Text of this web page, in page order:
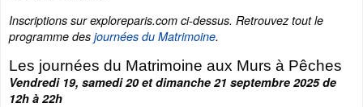
Inscriptions sur exploreparis.com ci-dessus. Retrouvez tout le
programme des journées du Matrimoine.
Les journées du Matrimoine aux Murs à Pêches
Vendredi 19, samedi 20 et dimanche 21 septembre 2025 de
12h à 22h